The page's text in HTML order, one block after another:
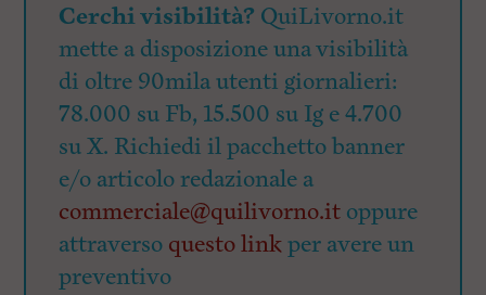
Cerchi visibilità? QuiLivorno.it
mette a disposizione una visibilità
di oltre 90mila utenti giornalieri:
78.000 su Fb, 15.500 su Ig e 4.700
su X. Richiedi il pacchetto banner
e/o articolo redazionale a
commerciale@quilivorno.it oppure
attraverso questo linkper avere un
preventivo